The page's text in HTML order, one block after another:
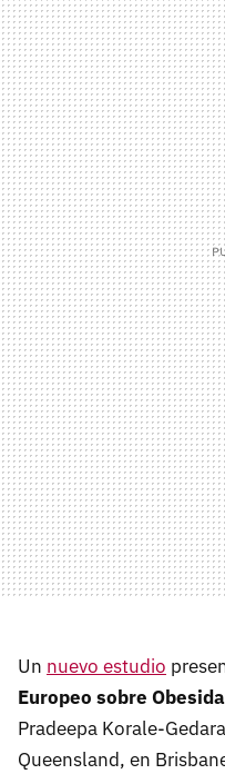
Un nuevo estudio
Europeo sobre
Pradeepa Korale-
Queensland, en